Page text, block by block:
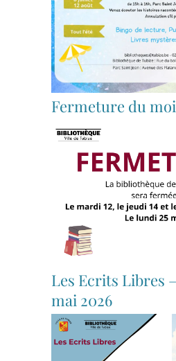
Fermeture du
Les Ecrits Libres
mai 2026